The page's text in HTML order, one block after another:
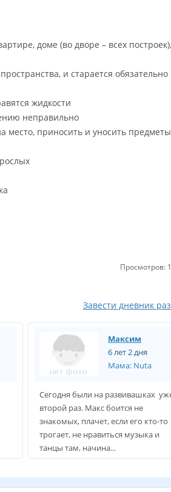
доме (во дворе – всех
и старается обязательно
жидкости
неправильно
приносить и уносить предметы
Просмотров:
Завести дневник
Максим
6 лет 2 дня
Мама: Nuta
Сегодня были на развивашках
второй раз. Макс боится не
знакомых, плачет, если его кто-то
трогает, не нравиться музыка и
танцы там, начина...